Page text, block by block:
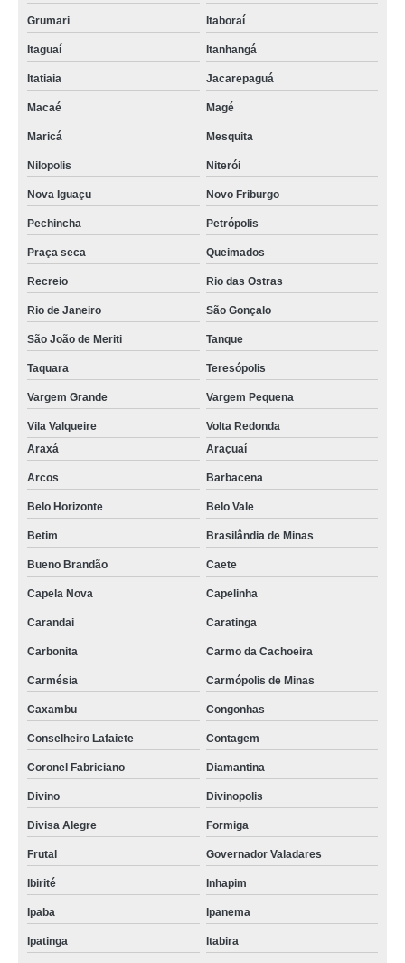
Grumari Itaboraí
Itaguaí Itanhangá
Itatiaia Jacarepaguá
Macaé Magé
Maricá Mesquita
Nilopolis Niterói
Nova Iguaçu Novo Friburgo
Pechincha Petrópolis
Praça seca Queimados
Recreio Rio das Ostras
Rio de Janeiro São Gonçalo
São João de Meriti Tanque
Taquara Teresópolis
Vargem Grande Vargem Pequena
Vila Valqueire
Volta Redonda
Araxá
Araçuaí
Arcos Barbacena
Belo Horizonte Belo Vale
Betim Brasilândia de Minas
Bueno Brandão Caete
Capela Nova Capelinha
Carandai Caratinga
Carbonita Carmo da Cachoeira
Carmésia Carmópolis de Minas
Caxambu Congonhas
Conselheiro Lafaiete Contagem
Coronel Fabriciano Diamantina
Divino Divinopolis
Divisa Alegre Formiga
Frutal Governador Valadares
Ibirité Inhapim
Ipaba Ipanema
Ipatinga Itabira